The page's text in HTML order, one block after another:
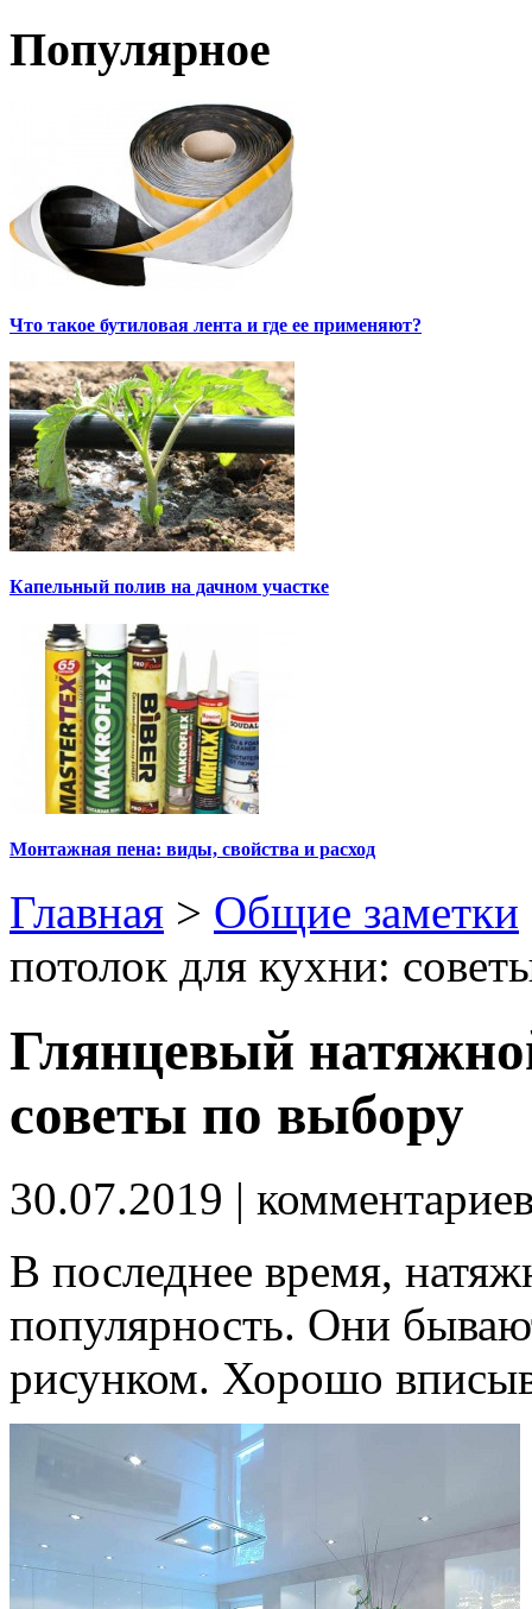
Популярное
Что такое бутиловая лента и где ее применяют?
Капельный полив на дачном участке
Монтажная пена: виды, свойства и расход
Главная > Общие заметки
потолок для кухни:
Глянцевый
советы по выбору
30.07.2019 |
В последнее время,
популярность. Они
рисунком. Хорошо